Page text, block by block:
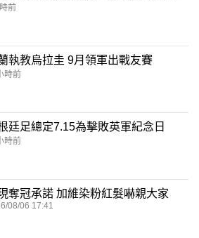
前
執教烏拉圭 9月領軍出戰友賽
時前
廷足總定7.15為擊敗英軍紀念日
時前
奪冠承諾 加維染粉紅髮嚇親大家
08/06 17:41